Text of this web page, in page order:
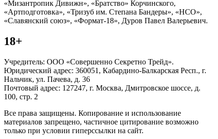
«Мизантропик Дивижн», «Братство» Корчинского,
«Артподготовка», «Тризуб им. Степана Бандеры», «НСО»,
«Славянский союз», «Формат-18», Дуров Павел Валерьевич.
18+
Учредитель: ООО «Совершенно Секретно Трейд».
Юридический адрес: 360051, Кабардино-Балкарская Респ., г.
Нальчик, ул. Пачева, д. 36
Почтовый адрес: 127247, г. Москва, Дмитровское шоссе, д.
100, стр. 2
Все права защищены. Копирование и использование
материалов запрещено, частичное цитирование возможно
только при условии гиперссылки на сайт.